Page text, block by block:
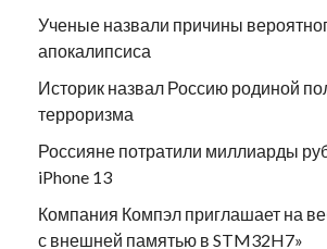
Ученые назвали причины
апокалипсиса
Историк назвал Россию родиной
терроризма
Россияне потратили миллиарды
iPhone 13
Компания Компэл приглашает на
с внешней памятью в STM32H7»